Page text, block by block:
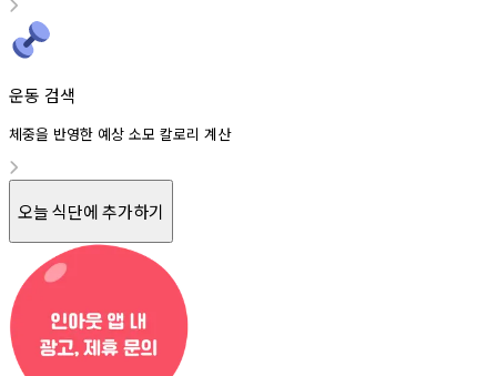
운동 검색
체중을 반영한 예상 소모 칼로리 계산
오늘 식단에 추가하기